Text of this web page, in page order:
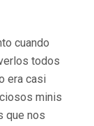
cuando
todos
era casi
minis
que nos